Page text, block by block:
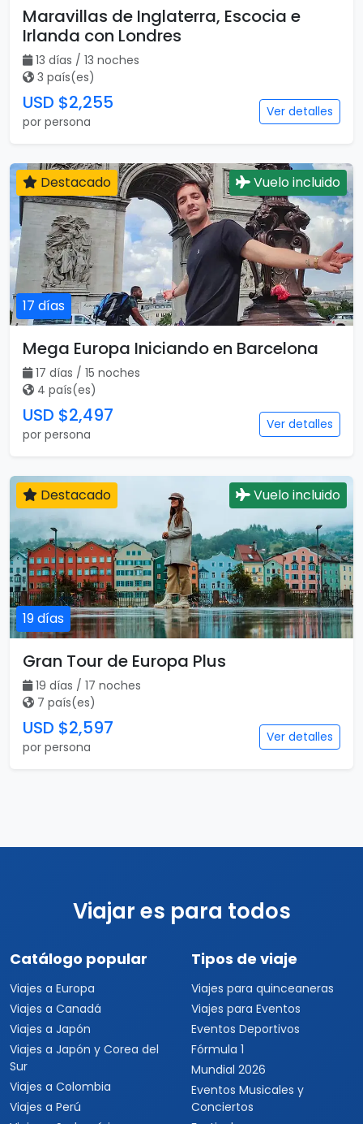
Maravillas de Inglaterra, Escocia e
Irlanda con Londres
13 días / 13 noches
3 país(es)
USD $2,255
por persona
Ver detalles
17 días
Destacado Vuelo incluido
Mega Europa Iniciando en Barcelona
17 días / 15 noches
4 país(es)
USD $2,497
por persona
Ver detalles
19 días
Destacado Vuelo incluido
Gran Tour de Europa Plus
19 días / 17 noches
7 país(es)
USD $2,597
por persona
Ver detalles
Viajar es para todos
Catálogo popular
Viajes a Europa
Viajes a Canadá
Viajes a Japón
Viajes a Japón y Corea del
Sur
Viajes a Colombia
Viajes a Perú
Tipos de viaje
Viajes para quinceaneras
Viajes para Eventos
Eventos Deportivos
Fórmula 1
Mundial 2026
Eventos Musicales y
Conciertos